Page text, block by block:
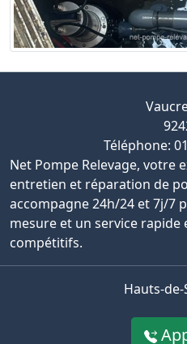
Téléphone:
Net Pompe Relevage, votre
entretien et réparation de
accompagne 24h/24 et 7j/7
mesure et un service rapide
compétitifs.
Hauts-